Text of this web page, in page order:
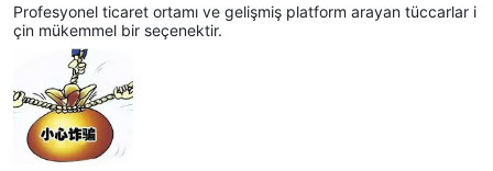
Profesyonel ticaret ortamı ve gelişmiş platform arayan tüccarlar i
çin mükemmel bir seçenektir.